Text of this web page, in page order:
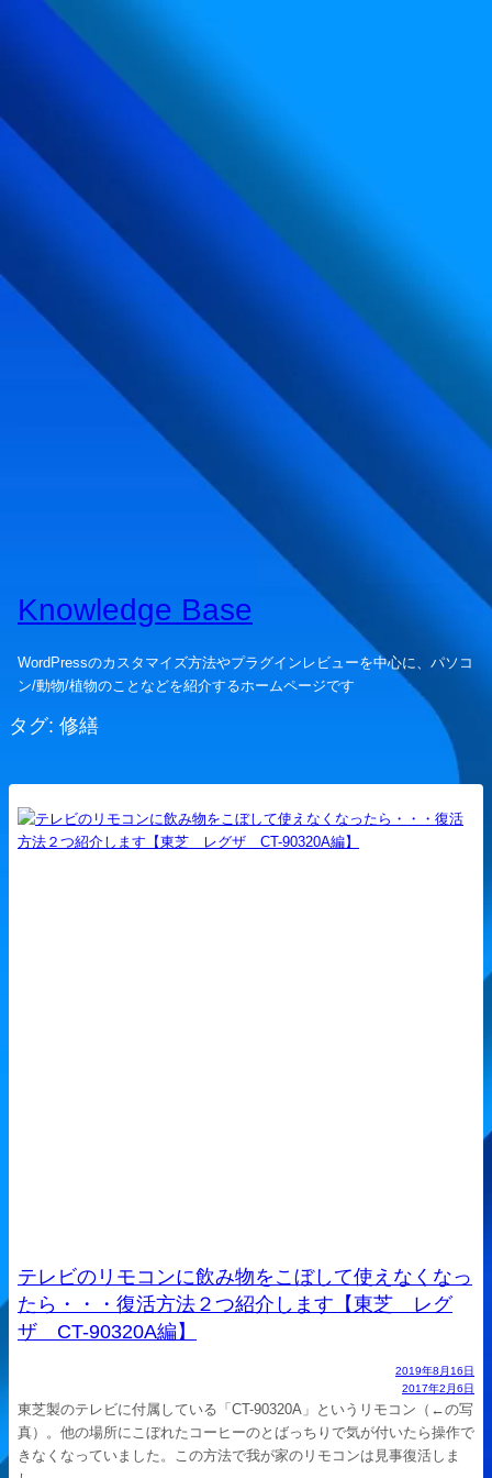
ッ
Knowledge Base
WordPressのカスタマイズ方法やプラグインレビューを中心に、パソコ
ン/動物/植物のことなどを紹介するホームページです
タグ: 修繕
テレビのリモコンに飲み物をこぼして使えなくなっ
たら・・・復活方法２つ紹介します【東芝 レグ
ザ CT-90320A編】
2019年8月16日
2017年2月6日
東芝製のテレビに付属している「CT-90320A」というリモコン（←の写
真）。他の場所にこぼれたコーヒーのとばっちりで気が付いたら操作で
きなくなっていました。この方法で我が家のリモコンは見事復活しま